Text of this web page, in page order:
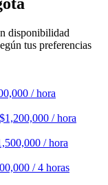
disponibilidad
tus preferencias
/ hora
/ hora
/ hora
/ 4 horas